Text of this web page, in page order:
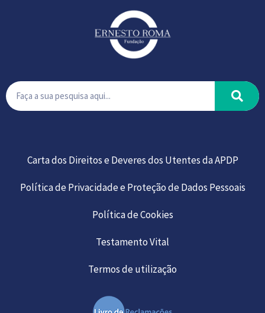
Carta dos Direitos e Deveres dos Utentes da APDP
Política de Privacidade e Proteção de Dados Pessoais
Política de Cookies
Testamento Vital
Termos de utilização